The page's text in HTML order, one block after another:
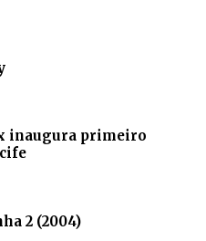
inaugura primeiro
2 (2004)